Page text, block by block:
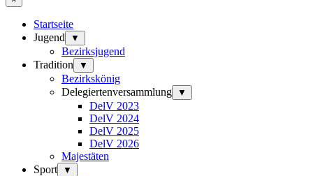
Startseite
Jugend
▼
Bezirksjugend
Tradition
▼
Bezirkskönig
Delegiertenversammlung
▼
DelV 2023
DelV 2024
DelV 2025
DelV 2026
Majestäten
Sport
▼